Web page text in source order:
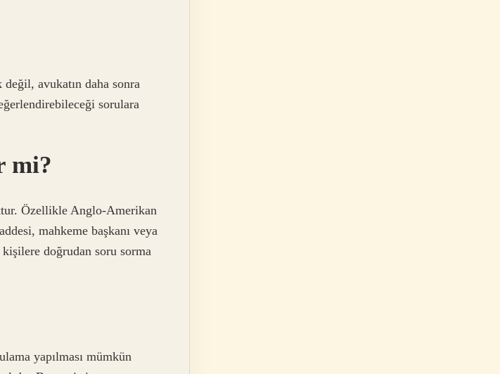
avukatın daha sonra
sorulara
mi?
Özellikle Anglo-Amerikan
mahkeme başkanı veya
doğrudan soru sorma
yapılması mümkün